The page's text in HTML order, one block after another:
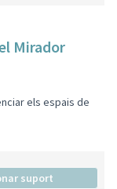
Mirador
els espais de
suport